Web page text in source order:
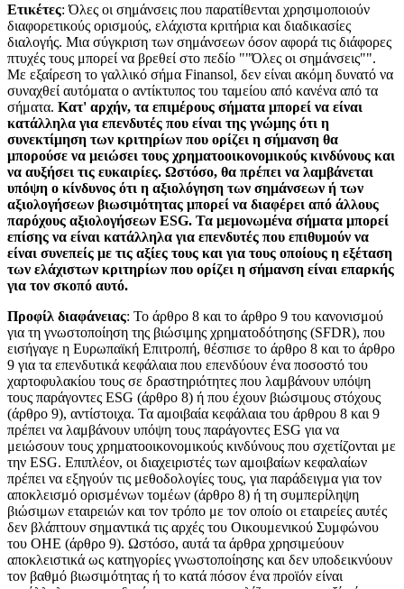
Ετικέτες: Όλες οι σημάνσεις που παρατίθενται χρησιμοποιούν
διαφορετικούς ορισμούς, ελάχιστα κριτήρια και διαδικασίες
διαλογής. Μια σύγκριση των σημάνσεων όσον αφορά τις διάφορες
πτυχές τους μπορεί να βρεθεί στο πεδίο ""Όλες οι σημάνσεις"".
Με εξαίρεση το γαλλικό σήμα Finansol, δεν είναι ακόμη δυνατό να
συναχθεί αυτόματα ο αντίκτυπος του ταμείου από κανένα από τα
σήματα. Κατ' αρχήν, τα επιμέρους σήματα μπορεί να είναι
κατάλληλα για επενδυτές που είναι της γνώμης ότι η
συνεκτίμηση των κριτηρίων που ορίζει η σήμανση θα
μπορούσε να μειώσει τους χρηματοοικονομικούς κινδύνους και
να αυξήσει τις ευκαιρίες. Ωστόσο, θα πρέπει να λαμβάνεται
υπόψη ο κίνδυνος ότι η αξιολόγηση των σημάνσεων ή των
αξιολογήσεων βιωσιμότητας μπορεί να διαφέρει από άλλους
παρόχους αξιολογήσεων ESG. Τα μεμονωμένα σήματα μπορεί
επίσης να είναι κατάλληλα για επενδυτές που επιθυμούν να
είναι συνεπείς με τις αξίες τους και για τους οποίους η εξέταση
των ελάχιστων κριτηρίων που ορίζει η σήμανση είναι επαρκής
για τον σκοπό αυτό.
Προφίλ διαφάνειας: Το άρθρο 8 και το άρθρο 9 του κανονισμού
για τη γνωστοποίηση της βιώσιμης χρηματοδότησης (SFDR), που
εισήγαγε η Ευρωπαϊκή Επιτροπή, θέσπισε το άρθρο 8 και το άρθρο
9 για τα επενδυτικά κεφάλαια που επενδύουν ένα ποσοστό του
χαρτοφυλακίου τους σε δραστηριότητες που λαμβάνουν υπόψη
τους παράγοντες ESG (άρθρο 8) ή που έχουν βιώσιμους στόχους
(άρθρο 9), αντίστοιχα. Τα αμοιβαία κεφάλαια του άρθρου 8 και 9
πρέπει να λαμβάνουν υπόψη τους παράγοντες ESG για να
μειώσουν τους χρηματοοικονομικούς κινδύνους που σχετίζονται με
την ESG. Επιπλέον, οι διαχειριστές των αμοιβαίων κεφαλαίων
πρέπει να εξηγούν τις μεθοδολογίες τους, για παράδειγμα για τον
αποκλεισμό ορισμένων τομέων (άρθρο 8) ή τη συμπερίληψη
βιώσιμων εταιρειών και τον τρόπο με τον οποίο οι εταιρείες αυτές
δεν βλάπτουν σημαντικά τις αρχές του Οικουμενικού Συμφώνου
του ΟΗΕ (άρθρο 9). Ωστόσο, αυτά τα άρθρα χρησιμεύουν
αποκλειστικά ως κατηγορίες γνωστοποίησης και δεν υποδεικνύουν
τον βαθμό βιωσιμότητας ή το κατά πόσον ένα προϊόν είναι